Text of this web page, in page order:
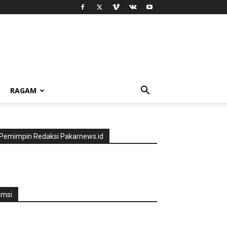
RAGAM
Pemimpin Redaksi Pakarnews.id